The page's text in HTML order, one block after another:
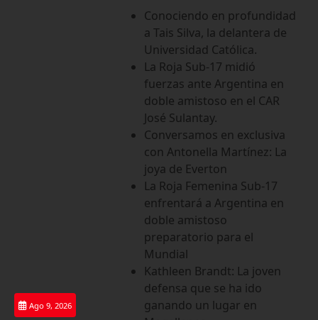
Ago 9, 2026
Conociendo en profundidad
a Tais Silva, la delantera de
Universidad Católica.
La Roja Sub-17 midió
fuerzas ante Argentina en
doble amistoso en el CAR
José Sulantay.
Conversamos en exclusiva
con Antonella Martínez: La
joya de Everton
La Roja Femenina Sub-17
enfrentará a Argentina en
doble amistoso
preparatorio para el
Mundial
Kathleen Brandt: La joven
defensa que se ha ido
ganando un lugar en